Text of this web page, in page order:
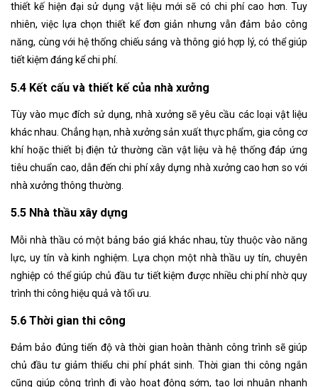
thiết kế hiện đại sử dụng vật liệu mới sẽ có chi phí cao hơn. Tuy
nhiên, việc lựa chọn thiết kế đơn giản nhưng vẫn đảm bảo công
năng, cùng với hệ thống chiếu sáng và thông gió hợp lý, có thể giúp
tiết kiệm đáng kể chi phí.
5.4 Kết cấu và thiết kế của nhà xưởng
Tùy vào mục đích sử dụng, nhà xưởng sẽ yêu cầu các loại vật liệu
khác nhau. Chẳng hạn, nhà xưởng sản xuất thực phẩm, gia công cơ
khí hoặc thiết bị điện tử thường cần vật liệu và hệ thống đáp ứng
tiêu chuẩn cao, dẫn đến chi phí xây dựng nhà xưởng cao hơn so với
nhà xưởng thông thường.
5.5 Nhà thầu xây dựng
Mỗi nhà thầu có một bảng báo giá khác nhau, tùy thuộc vào năng
lực, uy tín và kinh nghiệm. Lựa chọn một nhà thầu uy tín, chuyên
nghiệp có thể giúp chủ đầu tư tiết kiệm được nhiều chi phí nhờ quy
trình thi công hiệu quả và tối ưu.
5.6 Thời gian thi công
Đảm bảo đúng tiến độ và thời gian hoàn thành công trình sẽ giúp
chủ đầu tư giảm thiểu chi phí phát sinh. Thời gian thi công ngắn
cũng giúp công trình đi vào hoạt động sớm, tạo lợi nhuận nhanh